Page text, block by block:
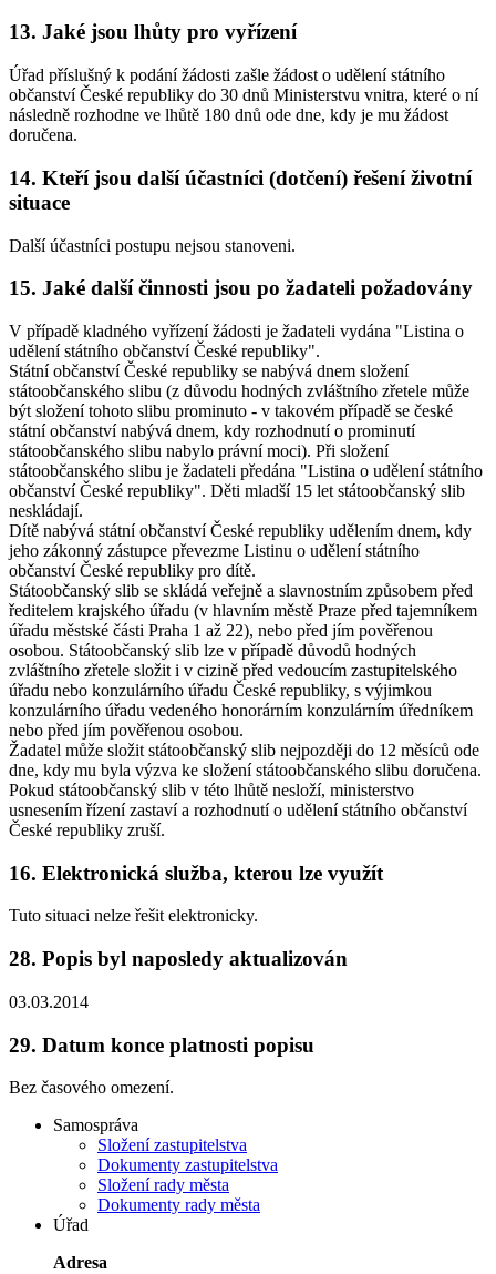
13. Jaké jsou lhůty pro vyřízení
Úřad příslušný k podání žádosti zašle žádost o udělení státního
občanství České republiky do 30 dnů Ministerstvu vnitra, které o ní
následně rozhodne ve lhůtě 180 dnů ode dne, kdy je mu žádost
doručena.
14. Kteří jsou další účastníci (dotčení) řešení životní
situace
Další účastníci postupu nejsou stanoveni.
15. Jaké další činnosti jsou po žadateli požadovány
V případě kladného vyřízení žádosti je žadateli vydána "Listina o
udělení státního občanství České republiky".
Státní občanství České republiky se nabývá dnem složení
státoobčanského slibu (z důvodu hodných zvláštního zřetele může
být složení tohoto slibu prominuto - v takovém případě se české
státní občanství nabývá dnem, kdy rozhodnutí o prominutí
státoobčanského slibu nabylo právní moci). Při složení
státoobčanského slibu je žadateli předána "Listina o udělení státního
občanství České republiky". Děti mladší 15 let státoobčanský slib
neskládají.
Dítě nabývá státní občanství České republiky udělením dnem, kdy
jeho zákonný zástupce převezme Listinu o udělení státního
občanství České republiky pro dítě.
Státoobčanský slib se skládá veřejně a slavnostním způsobem před
ředitelem krajského úřadu (v hlavním městě Praze před tajemníkem
úřadu městské části Praha 1 až 22), nebo před jím pověřenou
osobou. Státoobčanský slib lze v případě důvodů hodných
zvláštního zřetele složit i v cizině před vedoucím zastupitelského
úřadu nebo konzulárního úřadu České republiky, s výjimkou
konzulárního úřadu vedeného honorárním konzulárním úředníkem
nebo před jím pověřenou osobou.
Žadatel může složit státoobčanský slib nejpozději do 12 měsíců ode
dne, kdy mu byla výzva ke složení státoobčanského slibu doručena.
Pokud státoobčanský slib v této lhůtě nesloží, ministerstvo
usnesením řízení zastaví a rozhodnutí o udělení státního občanství
České republiky zruší.
16. Elektronická služba, kterou lze využít
Tuto situaci nelze řešit elektronicky.
28. Popis byl naposledy aktualizován
03.03.2014
29. Datum konce platnosti popisu
Bez časového omezení.
Samospráva
Složení zastupitelstva
Dokumenty zastupitelstva
Složení rady města
Dokumenty rady města
Úřad
Adresa